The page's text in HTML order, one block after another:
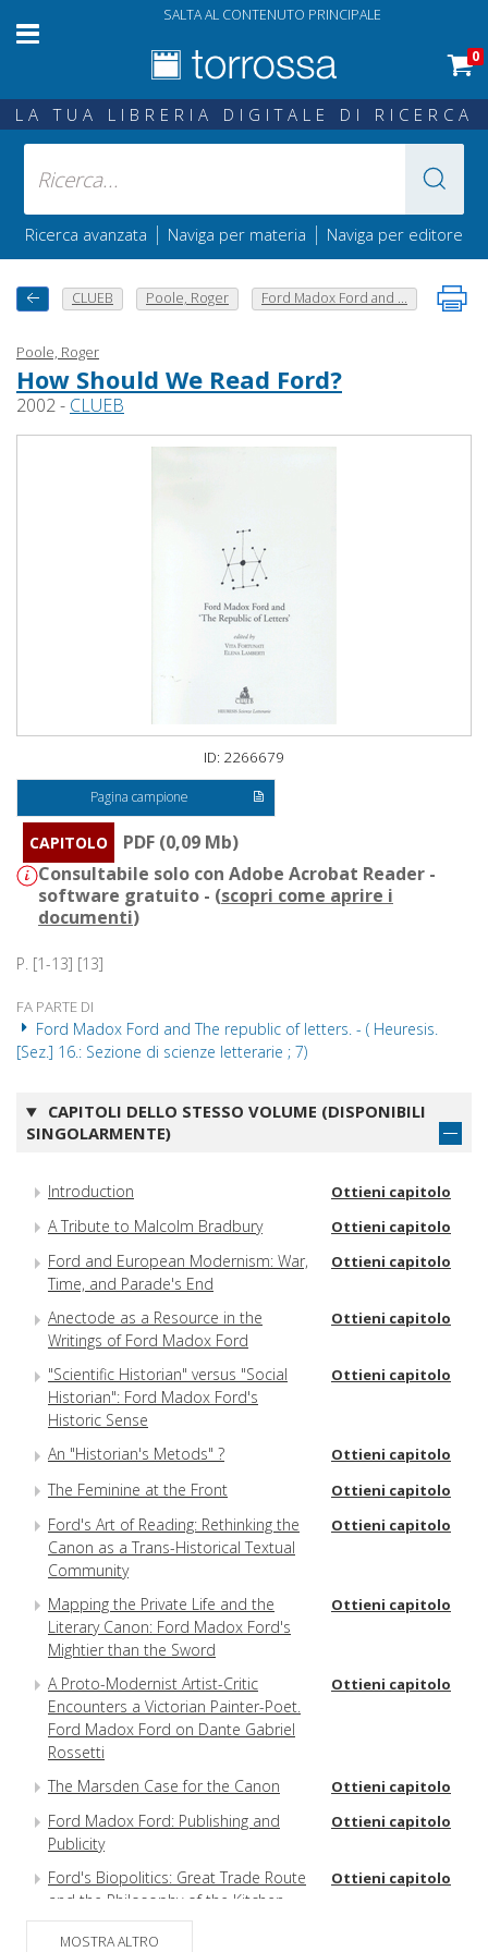
SALTA AL CONTENUTO PRINCIPALE
0
LA TUA LIBRERIA DIGITALE DI RICERCA
Ricerca avanzata | Naviga per materia | Naviga per editore
CLUEB Poole, Roger Ford Madox Ford and ...
Poole, Roger
How Should We Read Ford?
2002 - CLUEB
ID: 2266679
Pagina campione
CAPITOLO
PDF (0,09 Mb)
Consultabile solo con Adobe Acrobat Reader -
software gratuito - (scopri come aprire i
documenti)
P. [1-13] [13]
FA PARTE DI
Ford Madox Ford and The republic of letters. - ( Heuresis.
[Sez.] 16.: Sezione di scienze letterarie ; 7)
CAPITOLI DELLO STESSO VOLUME (DISPONIBILI
SINGOLARMENTE)
Introduction Ottieni capitolo
A Tribute to Malcolm Bradbury Ottieni capitolo
Ford and European Modernism: War,
Time, and Parade's End
Ottieni capitolo
Anectode as a Resource in the
Writings of Ford Madox Ford
Ottieni capitolo
"Scientific Historian" versus "Social
Historian": Ford Madox Ford's
Historic Sense
Ottieni capitolo
An "Historian's Metods" ? Ottieni capitolo
The Feminine at the Front Ottieni capitolo
Ford's Art of Reading: Rethinking the
Canon as a Trans-Historical Textual
Community
Ottieni capitolo
Mapping the Private Life and the
Literary Canon: Ford Madox Ford's
Mightier than the Sword
Ottieni capitolo
A Proto-Modernist Artist-Critic
Encounters a Victorian Painter-Poet.
Ford Madox Ford on Dante Gabriel
Rossetti
Ottieni capitolo
The Marsden Case for the Canon Ottieni capitolo
Ford Madox Ford: Publishing and
Publicity
Ottieni capitolo
Ford's Biopolitics: Great Trade Route
and the Philosophy of the Kitchen
Garden
Ottieni capitolo
MOSTRA ALTRO